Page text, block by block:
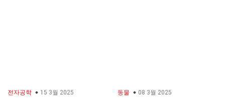
전자공학 15 3월 2025 동물 08 3월 2025